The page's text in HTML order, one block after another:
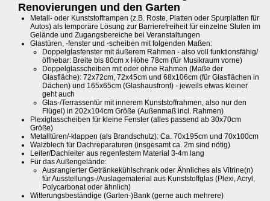
Renovierungen und den Garten
Metall- oder Kunststofframpen (z.B. Roste, Platten oder Spurplatten für
Autos) als temporäre Lösung zur Barrierefreiheit für einzelne Stufen im
Gelände und Zugangsbereiche bei Veranstaltungen
Glastüren, -fenster und -scheiben mit folgenden Maßen:
Doppelglasfenster mit äußerem Rahmen - also voll funktionsfähig/
öffnebar: Breite bis 80cm x Höhe 78cm (für Musikraum vorne)
Doppelglasscheiben mit oder ohne Rahmen (Maße der
Glasfläche): 72x72cm, 72x45cm und 68x106cm (für Glasflächen in
Dächen) und 165x65cm (Glashausfront) - jeweils etwas kleiner
geht auch
Glas-/Terrassentür mit innerem Kunststoffrahmen, also nur den
Flügel) in 202x104cm Größe (Außenmaß incl. Rahmen)
Plexiglasscheiben für kleine Fenster (alles passend ab 30x70cm
Größe)
Metalltüren/-klappen (als Brandschutz): Ca. 70x195cm und 70x100cm
Walzblech für Dachreparaturen (insgesamt ca. 2m sind nötig)
Leiter/Dachleiter aus regenfestem Material 3-4m lang
Für das Außengelände:
Ausrangierter Getränkekühlschrank oder Ähnliches als Vitrine(n)
für Ausstellungs-/Auslagematerial aus Kunststoffglas (Plexi, Acryl,
Polycarbonat oder ähnlich)
Witterungsbeständige (Garten-)Bank (gerne auch mehrere)